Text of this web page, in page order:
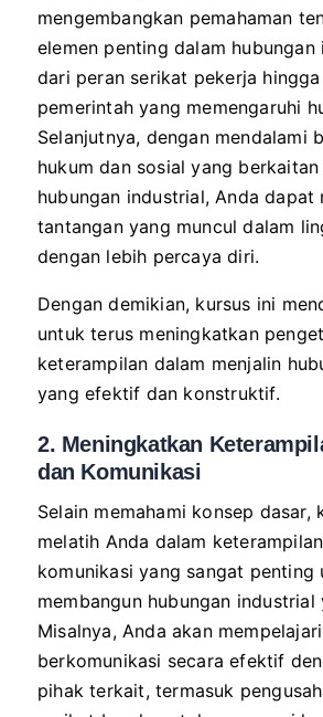
mengembangkan pemahaman
elemen penting dalam hubungan
dari peran serikat pekerja
pemerintah yang memengaruhi
Selanjutnya, dengan mendalami
hukum dan sosial yang berkaitan
hubungan industrial, Anda dapat
tantangan yang muncul dalam
dengan lebih percaya diri.
Dengan demikian, kursus ini
untuk terus meningkatkan
keterampilan dalam menjalin
yang efektif dan konstruktif.
2. Meningkatkan
dan Komunikasi
Selain memahami konsep dasar,
melatih Anda dalam
komunikasi yang sangat penting
membangun hubungan industrial
Misalnya, Anda akan
berkomunikasi secara efektif
pihak terkait, termasuk